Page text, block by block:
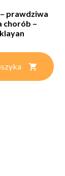
prawdziwa
chorób –